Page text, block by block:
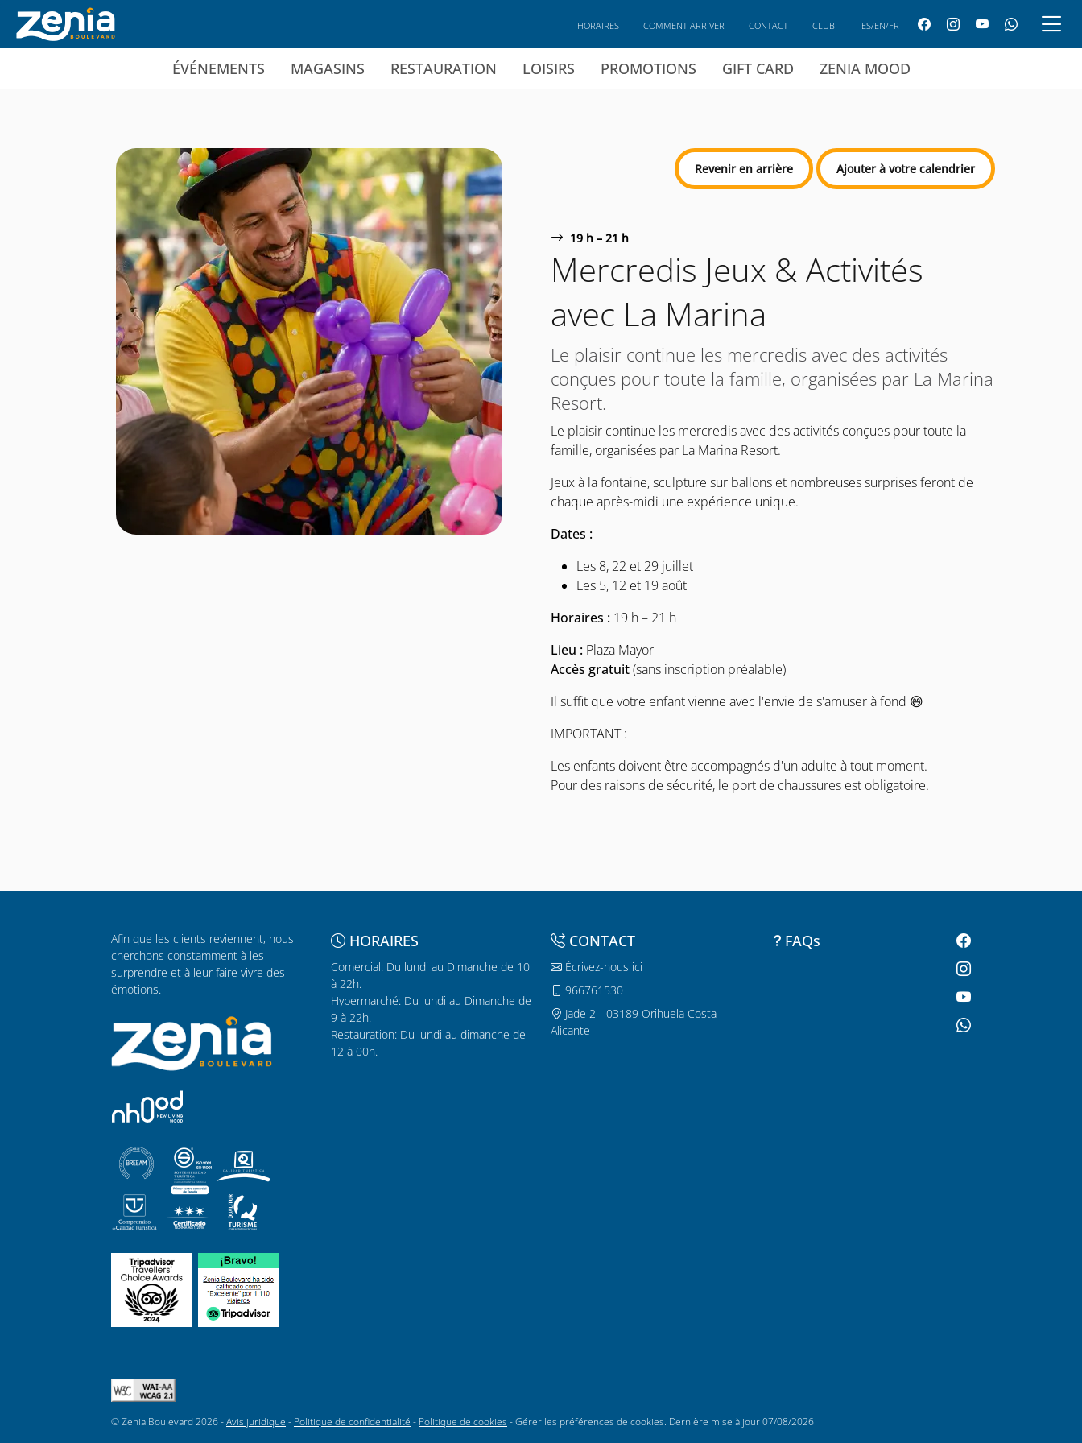
Ir al contenido principal
ÉVÉNEMENTS MAGASINS RESTAURATION LOISIRS PROMOTIONS GIFT CARD ZENIA MOOD
HORAIRES COMMENT ARRIVER CONTACT CLUB ES/EN/FR
Revenir en arrière Ajouter à votre calendrier
19 h – 21 h
Mercredis Jeux & Activités
avec La Marina
Le plaisir continue les mercredis avec des activités
conçues pour toute la famille, organisées par La Marina
Resort.
Le plaisir continue les mercredis avec des activités conçues pour toute la
famille, organisées par La Marina Resort.
Jeux à la fontaine, sculpture sur ballons et nombreuses surprises feront de
chaque après-midi une expérience unique.
Dates :
Les 8, 22 et 29 juillet
Les 5, 12 et 19 août
Horaires : 19 h – 21 h
Lieu : Plaza Mayor
Accès gratuit(sans inscription préalable)
Il suffit que votre enfant vienne avec l'envie de s'amuser à fond 😄
IMPORTANT :
Les enfants doivent être accompagnés d'un adulte à tout moment.
Pour des raisons de sécurité, le port de chaussures est obligatoire.
Afin que les clients reviennent, nous
cherchons constamment à les
surprendre et à leur faire vivre des
émotions.
HORAIRES
Comercial: Du lundi au Dimanche de 10
à 22h.
Hypermarché: Du lundi au Dimanche de
9 à 22h.
Restauration: Du lundi au dimanche de
12 à 00h.
CONTACT
Écrivez-nous ici
966761530
Jade 2 - 03189 Orihuela Costa -
Alicante
FAQs
© Zenia Boulevard 2026 -Avis juridique - Politique de confidentialité - Politique de cookies -Gérer les préférences de cookies. Dernière mise à jour07/08/2026